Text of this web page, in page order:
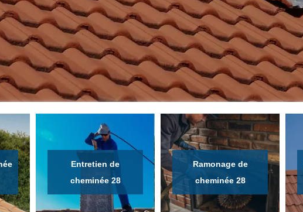
Entretien de
cheminée 28
Ramonage de
cheminée 28